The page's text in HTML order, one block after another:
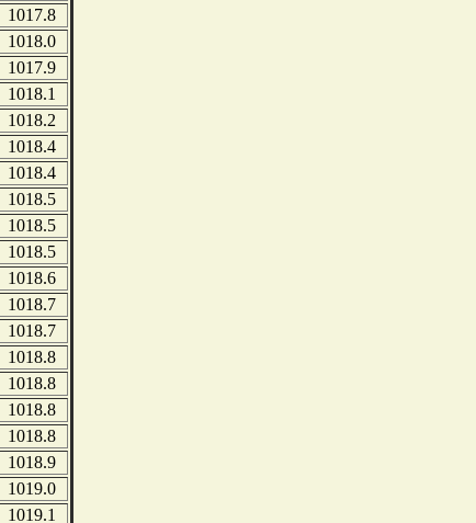
1017.8
1018.0
1017.9
1018.1
1018.2
1018.4
1018.4
1018.5
1018.5
1018.5
1018.6
1018.7
1018.7
1018.8
1018.8
1018.8
1018.8
1018.9
1019.0
1019.1